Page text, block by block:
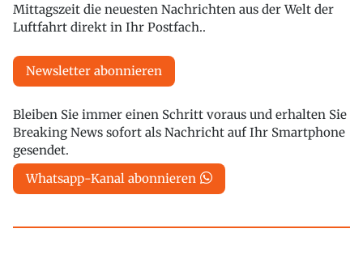
Mittagszeit die neuesten Nachrichten aus der Welt der
Luftfahrt direkt in Ihr Postfach..
Newsletter abonnieren
Bleiben Sie immer einen Schritt voraus und erhalten Sie
Breaking News sofort als Nachricht auf Ihr Smartphone
gesendet.
Whatsapp-Kanal abonnieren